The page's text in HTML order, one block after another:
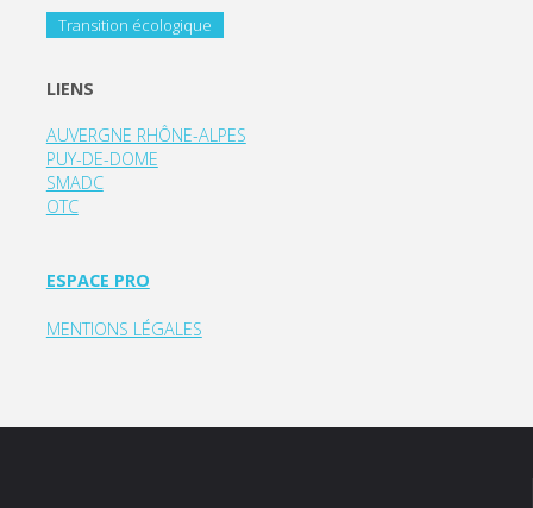
Transition écologique
LIENS
AUVERGNE RHÔNE-ALPES
PUY-DE-DOME
SMADC
OTC
ESPACE PRO
MENTIONS LÉGALES